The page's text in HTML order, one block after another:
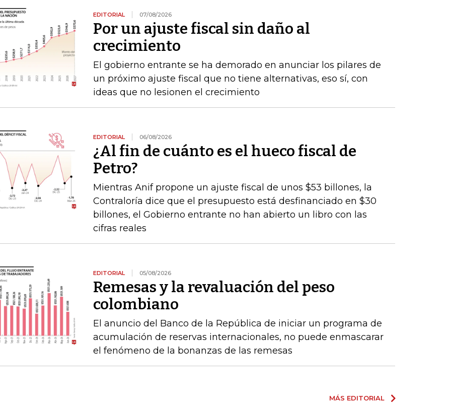
EDITORIAL 07/08/2026
Por un ajuste fiscal sin daño al
crecimiento
El gobierno entrante se ha demorado en anunciar los pilares de
un próximo ajuste fiscal que no tiene alternativas, eso sí, con
ideas que no lesionen el crecimiento
EDITORIAL 06/08/2026
¿Al fin de cuánto es el hueco fiscal de
Petro?
Mientras Anif propone un ajuste fiscal de unos $53 billones, la
Contraloría dice que el presupuesto está desfinanciado en $30
billones, el Gobierno entrante no han abierto un libro con las
cifras reales
EDITORIAL 05/08/2026
Remesas y la revaluación del peso
colombiano
El anuncio del Banco de la República de iniciar un programa de
acumulación de reservas internacionales, no puede enmascarar
el fenómeno de la bonanzas de las remesas
MÁS EDITORIAL